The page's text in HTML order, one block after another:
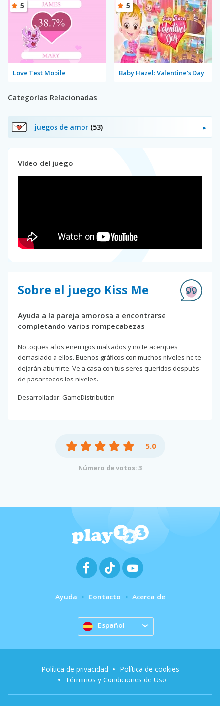
Love Test Mobile
5
Baby Hazel: Valentine's Day
5
Categorías Relacionadas
juegos de amor (53)
Vídeo del juego
Sobre el juego Kiss Me
Ayuda a la pareja amorosa a encontrarse
completando varios rompecabezas
No toques a los enemigos malvados y no te acerques
demasiado a ellos. Buenos gráficos con muchos niveles no te
dejarán aburrirte. Ve a casa con tus seres queridos después
de pasar todos los niveles.
Desarrollador: GameDistribution
5.0
Número de votos: 3
Ayuda Contacto Acerca de
Español
Política de privacidad
Política de cookies
Términos y Condiciones de Uso